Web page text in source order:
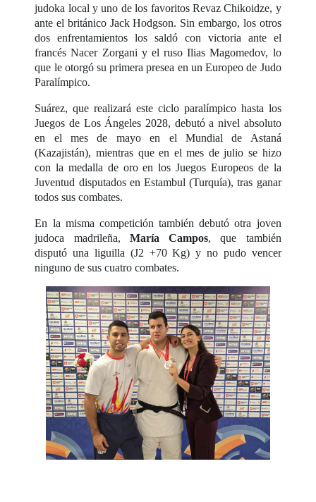
judoka local y uno de los favoritos Revaz Chikoidze, y
ante el británico Jack Hodgson. Sin embargo, los otros
dos enfrentamientos los saldó con victoria ante el
francés Nacer Zorgani y el ruso Ilias Magomedov, lo
que le otorgó su primera presea en un Europeo de Judo
Paralímpico.
Suárez, que realizará este ciclo paralímpico hasta los
Juegos de Los Ángeles 2028, debutó a nivel absoluto
en el mes de mayo en el Mundial de Astaná
(Kazajistán), mientras que en el mes de julio se hizo
con la medalla de oro en los Juegos Europeos de la
Juventud disputados en Estambul (Turquía), tras ganar
todos sus combates.
En la misma competición también debutó otra joven
judoca madrileña, María Campos, que también
disputó una liguilla (J2 +70 Kg) y no pudo vencer
ninguno de sus cuatro combates.